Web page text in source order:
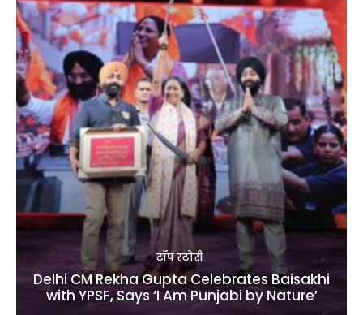
टॉप स्टोरी
Delhi CM Rekha Gupta Celebrates Baisakhi
with YPSF, Says ‘I Am Punjabi by Nature’